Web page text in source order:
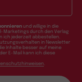
und willige in die
Marketings durch den Verlag
ich jederzeit abbestellen.
in Newsletter
Inhalte besser auf meine
E-Mail kann ich diese